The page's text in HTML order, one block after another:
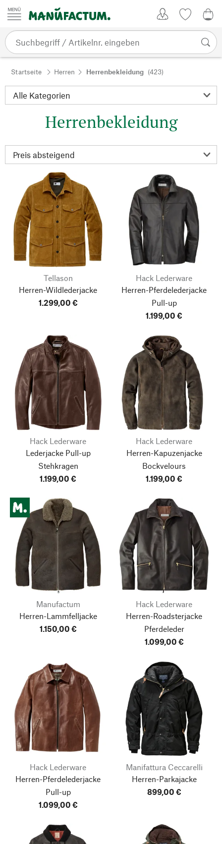
Zum Inhalt springen
Startseite Herren Herrenbekleidung (423)
Herrenbekleidung
Tellason
Herren-Wildlederjacke
1.299,00 €
Hack Lederware
Herren-Pferdelederjacke
Pull-up
1.199,00 €
Hack Lederware
Lederjacke Pull-up
Stehkragen
1.199,00 €
Hack Lederware
Herren-Kapuzenjacke
Bockvelours
1.199,00 €
Manufactum
Herren-Lammfelljacke
1.150,00 €
Hack Lederware
Herren-Roadsterjacke
Pferdeleder
1.099,00 €
Hack Lederware
Herren-Pferdelederjacke
Pull-up
1.099,00 €
Manifattura Ceccarelli
Herren-Parkajacke
899,00 €